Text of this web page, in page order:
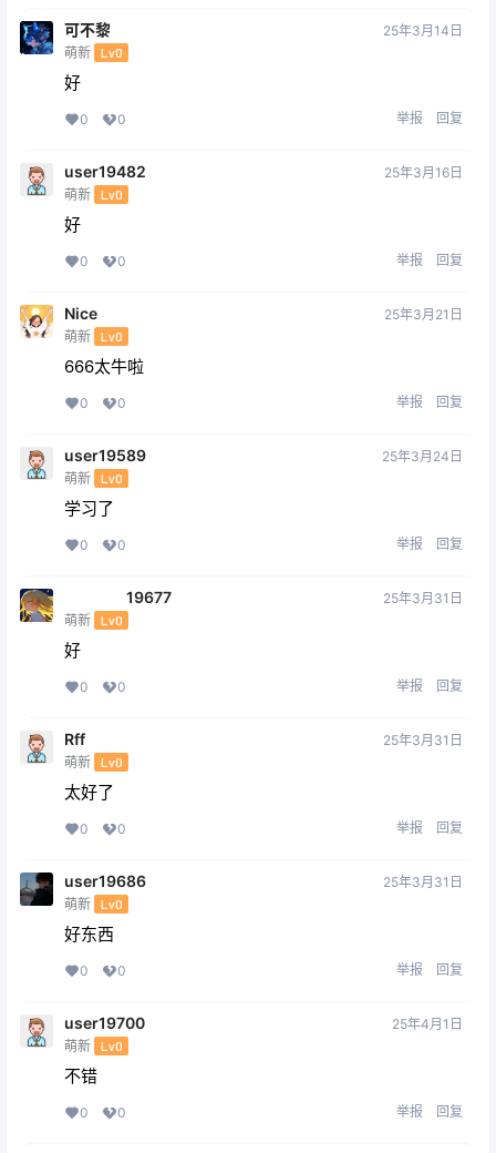
可不黎
萌新 Lv0
25年3月14日
好
0 0 举报 回复
user19482
萌新 Lv0
25年3月16日
好
0 0 举报 回复
Nice
萌新 Lv0
25年3月21日
666太牛啦
0 0 举报 回复
user19589
萌新 Lv0
25年3月24日
学习了
0 0 举报 回复
19677
萌新 Lv0
25年3月31日
好
0 0 举报 回复
Rff
萌新 Lv0
25年3月31日
太好了
0 0 举报 回复
user19686
萌新 Lv0
25年3月31日
好东西
0 0 举报 回复
user19700
萌新 Lv0
25年4月1日
不错
0 0 举报 回复